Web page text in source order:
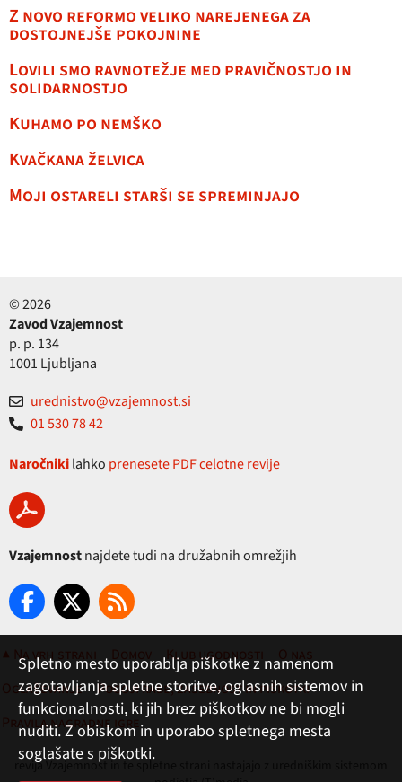
Z novo reformo veliko narejenega za
dostojnejše pokojnine
Lovili smo ravnotežje med pravičnostjo in
solidarnostjo
Kuhamo po nemško
Kvačkana želvica
Moji ostareli starši se spreminjajo
© 2026
Zavod Vzajemnost
p. p. 134
1001 Ljubljana
urednistvo@vzajemnost.si
01 530 78 42
Naročnikilahko prenesete PDF celotne revije
Vzajemnostnajdete tudi na družabnih omrežjih
▲ Na vrh strani Domov Klub ugodnosti
O nas
Oglaševanje
Pogoji rabe, zasebnost in piškotki
Pravila nagradne igre
revija Vzajemnost in te spletne strani nastajajo z uredniškim sistemom
Spletno mesto uporablja piškotke z namenom
zagotavljanja spletne storitve, oglasnih sistemov in
funkcionalnosti, ki jih brez piškotkov ne bi mogli
nuditi. Z obiskom in uporabo spletnega mesta
soglašate s piškotki.